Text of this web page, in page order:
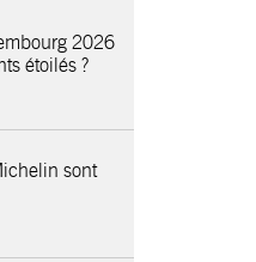
2026
étoilés ?
sont